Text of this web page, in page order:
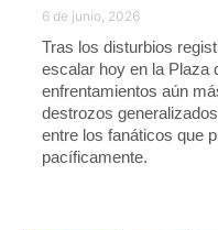
6 de junio, 2026
Tras los disturbios
escalar hoy en la Plaza
enfrentamientos aún
destrozos
entre los fanáticos que
pacíficamente.